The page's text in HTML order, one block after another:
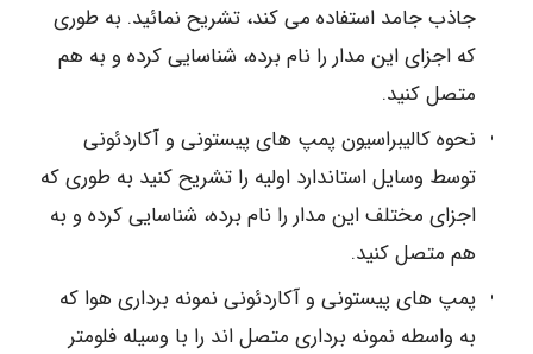
جاذب جامد استفاده می کند، تشریح نمائید. به طوری
که اجزای این مدار را نام برده، شناسایی کرده و به هم
متصل کنید.
نحوه کالیبراسیون پمپ های پیستونی و آکاردئونی
توسط وسایل استاندارد اولیه را تشریح کنید به طوری که
اجزای مختلف این مدار را نام برده، شناسایی کرده و به
هم متصل کنید.
پمپ های پیستونی و آکاردئونی نمونه برداری هوا که
به واسطه نمونه برداری متصل اند را با وسیله فلومتر